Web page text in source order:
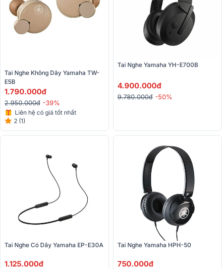
Tai Nghe Không Dây Yamaha TW-
1.790.000đ
2.950.000đ -39%
Liên hệ có giá tốt nhất
2 (1)
Tai Nghe Yamaha YH-E700B
4.900.000đ
9.780.000đ -50%
Tai Nghe Có Dây Yamaha EP-E30A
1.125.000đ
Tai Nghe Yamaha HPH-50
750.000đ